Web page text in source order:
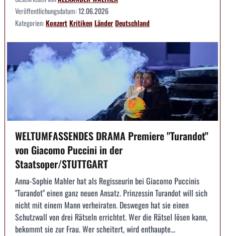
Veröffentlichungsdatum:12.06.2026
Kategorien:KonzertKritikenLänderDeutschland
WELTUMFASSENDES DRAMA Premiere "Turandot"
von Giacomo Puccini in der
Staatsoper/STUTTGART
Anna-Sophie Mahler hat als Regisseurin bei Giacomo Puccinis
"Turandot" einen ganz neuen Ansatz. Prinzessin Turandot will sich
nicht mit einem Mann verheiraten. Deswegen hat sie einen
Schutzwall von drei Rätseln errichtet. Wer die Rätsel lösen kann,
bekommt sie zur Frau. Wer scheitert, wird enthaupte...